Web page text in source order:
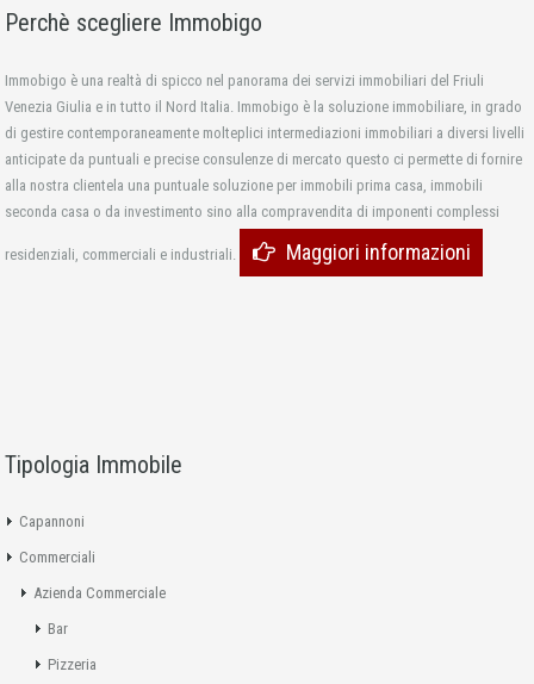
Perchè scegliere Immobigo
Immobigo è una realtà di spicco nel panorama dei servizi immobiliari del Friuli
Venezia Giulia e in tutto il Nord Italia. Immobigo è la soluzione immobiliare, in grado
di gestire contemporaneamente molteplici intermediazioni immobiliari a diversi livelli
anticipate da puntuali e precise consulenze di mercato questo ci permette di fornire
alla nostra clientela una puntuale soluzione per immobili prima casa, immobili
seconda casa o da investimento sino alla compravendita di imponenti complessi
residenziali, commerciali e industriali. Maggiori informazioni
Tipologia Immobile
Capannoni
Commerciali
Azienda Commerciale
Bar
Pizzeria